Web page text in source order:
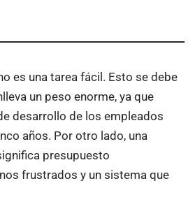
es una tarea fácil. Esto se debe
un peso enorme, ya que
desarrollo de los empleados
años. Por otro lado, una
presupuesto
frustrados y un sistema que